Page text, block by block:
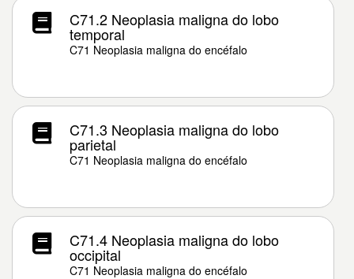
C71.2 Neoplasia maligna do lobo
temporal
C71 Neoplasia maligna do encéfalo
C71.3 Neoplasia maligna do lobo
parietal
C71 Neoplasia maligna do encéfalo
C71.4 Neoplasia maligna do lobo
occipital
C71 Neoplasia maligna do encéfalo